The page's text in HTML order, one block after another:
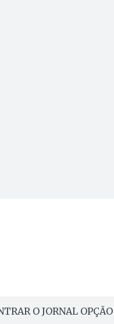
O JORNAL OPÇÃO